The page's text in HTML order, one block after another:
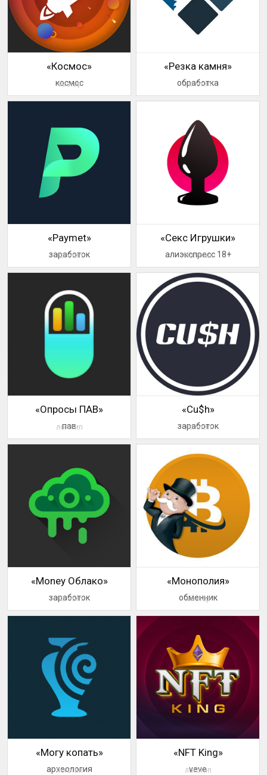
«Космос»
космос
аватар
«Резка камня»
обработка
логотип
«Paymet»
заработок
логотип
«Секс Игрушки»
алиэкспресс 18+
логотип
«Опросы ПАВ»
пав
логотип
«Cu$h»
заработок
логотип
«Money Облако»
заработок
логотип
«Монополия»
обменник
аватар
«Могу копать»
археология
логотип
«NFT King»
veve
логотип